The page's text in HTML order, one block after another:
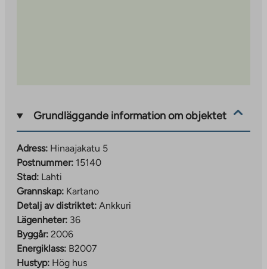
Grundläggande information om objektet
Adress: Hinaajakatu 5
Postnummer: 15140
Stad: Lahti
Grannskap: Kartano
Detalj av distriktet: Ankkuri
Lägenheter: 36
Byggår: 2006
Energiklass: B2007
Hustyp: Hög hus